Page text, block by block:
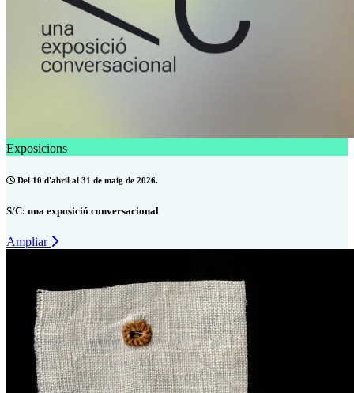
Exposicions
Del 10 d'abril al 31 de maig de 2026.
S/C: una exposició conversacional
Ampliar